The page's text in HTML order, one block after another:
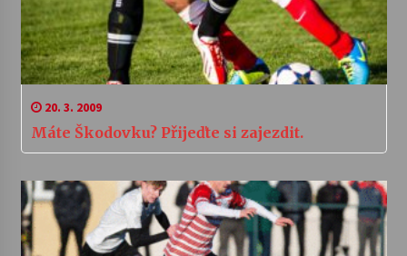
20. 3. 2009
Máte Škodovku? Přijeďte si zajezdit.